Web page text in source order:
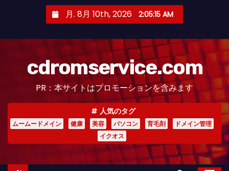
月. 8月 10th, 2026 2:05:16 AM
cdromservice.com
PR：本サイトはプロモーションを含みます
人気のタグ
ムームードメイン 健康 美容 パソコン 育毛剤
ドメイン管理
イクオス